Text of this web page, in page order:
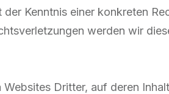
Kenntnis einer konkreten
werden wir
Dritter, auf deren